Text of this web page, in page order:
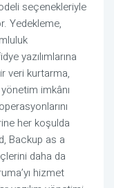
seçenekleriyle
Yedekleme,
yazılımlarına
veri kurtarma,
imkânı
her koşulda
Backup as a
daha da
hizmet